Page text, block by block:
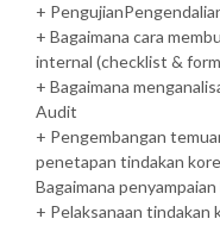
+
+ Bagaimana cara
internal (checklist &
+ Bagaimana
Audit
+ Pengembangan
penetapan tindakan
Bagaimana
+ Pelaksanaan